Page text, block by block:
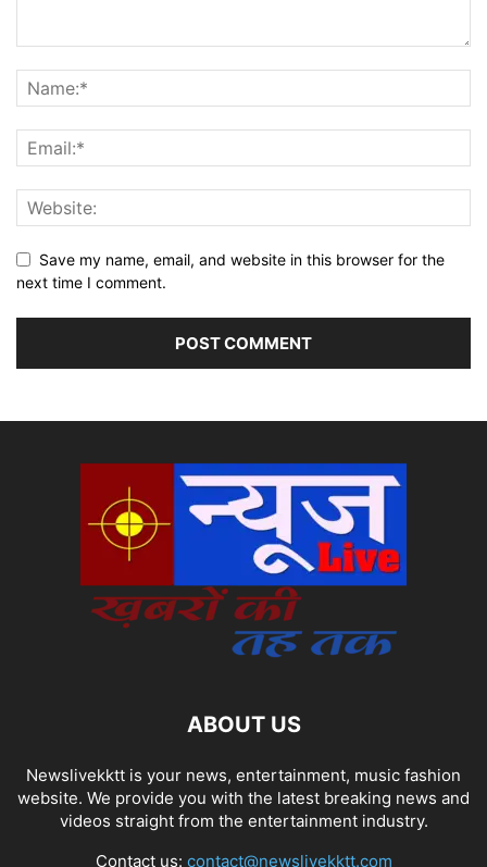
Save my name, email, and website in this browser for the
next time I comment.
ABOUT US
Newslivekktt is your news, entertainment, music fashion
website. We provide you with the latest breaking news and
videos straight from the entertainment industry.
Contact us: contact@newslivekktt.com